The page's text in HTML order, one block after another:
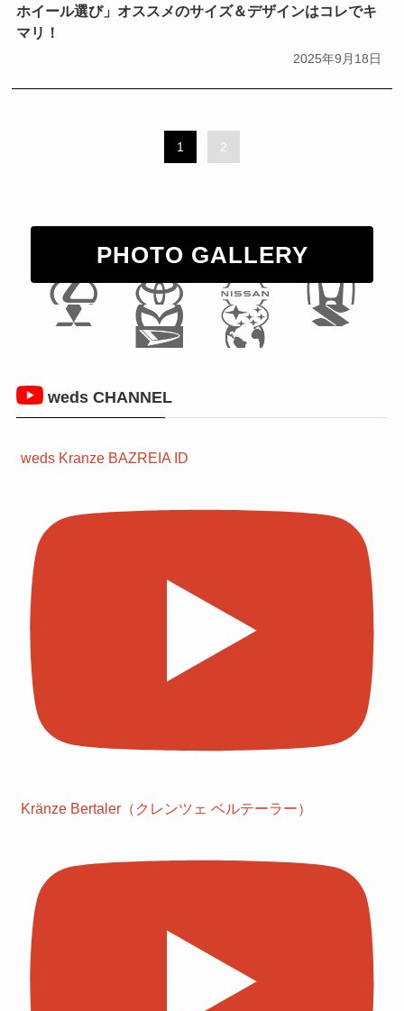
ホイール選び」オススメのサイズ＆デザインはコレでキ
マリ！
2025年9月18日
1 2
PHOTO GALLERY
weds CHANNEL
weds Kranze BAZREIA ID
Kränze Bertaler（クレンツェ ベルテーラー）